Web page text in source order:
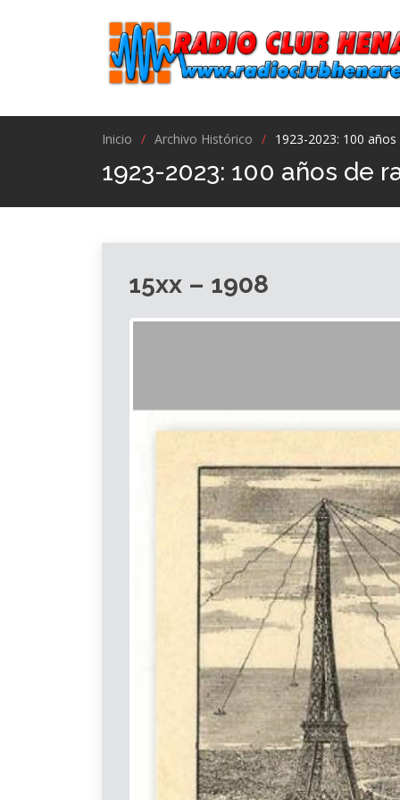
Inicio Archivo Histórico 1923-2023: 100
1923-2023: 100 años de
15xx – 1908